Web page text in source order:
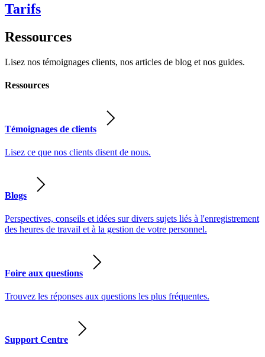
Tarifs
Ressources
Lisez nos témoignages clients, nos articles de blog et nos guides.
Ressources
Témoignages de clients
Lisez ce que nos clients disent de nous.
Blogs
Perspectives, conseils et idées sur divers sujets liés à l'enregistrement
des heures de travail et à la gestion de votre personnel.
Foire aux questions
Trouvez les réponses aux questions les plus fréquentes.
Support Centre